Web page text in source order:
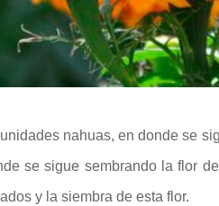
nahuas, en donde se
se sigue sembrando la flor
y la siembra de esta flor.